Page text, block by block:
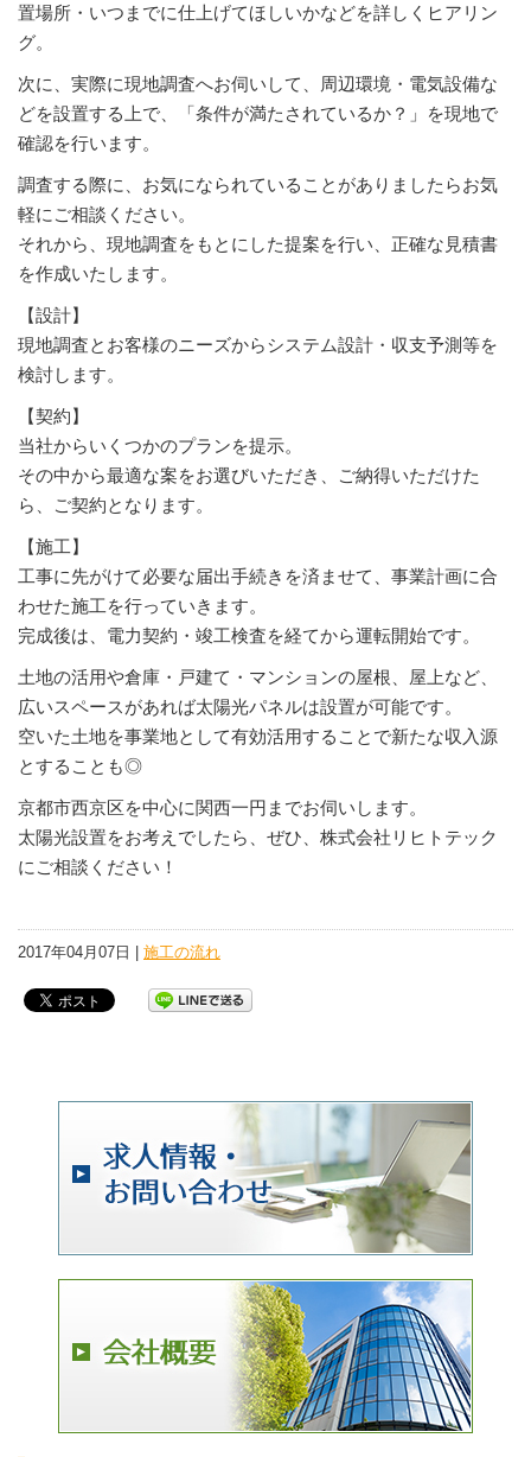
置場所・いつまでに仕上げてほしいかなどを詳しくヒアリン
グ。
次に、実際に現地調査へお伺いして、周辺環境・電気設備な
どを設置する上で、「条件が満たされているか？」を現地で
確認を行います。
調査する際に、お気になられていることがありましたらお気
軽にご相談ください。
それから、現地調査をもとにした提案を行い、正確な見積書
を作成いたします。
【設計】
現地調査とお客様のニーズからシステム設計・収支予測等を
検討します。
【契約】
当社からいくつかのプランを提示。
その中から最適な案をお選びいただき、ご納得いただけた
ら、ご契約となります。
【施工】
工事に先がけて必要な届出手続きを済ませて、事業計画に合
わせた施工を行っていきます。
完成後は、電力契約・竣工検査を経てから運転開始です。
土地の活用や倉庫・戸建て・マンションの屋根、屋上など、
広いスペースがあれば太陽光パネルは設置が可能です。
空いた土地を事業地として有効活用することで新たな収入源
とすることも◎
京都市西京区を中心に関西一円までお伺いします。
太陽光設置をお考えでしたら、ぜひ、株式会社リヒトテック
にご相談ください！
2017年04月07日 | 施工の流れ